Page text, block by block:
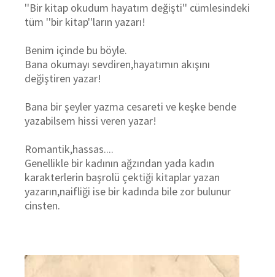
''Bir kitap okudum hayatım değişti'' cümlesindeki
tüm ''bir kitap''ların yazarı!
Benim içinde bu böyle.
Bana okumayı sevdiren,hayatımın akışını
değiştiren yazar!
Bana bir şeyler yazma cesareti ve keşke bende
yazabilsem hissi veren yazar!
Romantik,hassas....
Genellikle bir kadının ağzından yada kadın
karakterlerin başrolü çektiği kitaplar yazan
yazarın,naifliği ise bir kadında bile zor bulunur
cinsten.